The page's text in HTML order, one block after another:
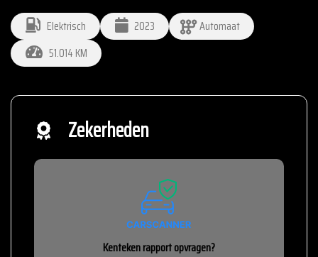
Elektrisch 2023
Automaat
51.014 KM
Zekerheden
Kenteken rapport opvragen?